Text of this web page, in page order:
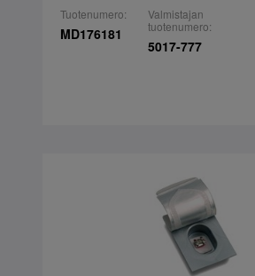
Tuotenumero:
MD176181
Valmistajan
tuotenumero:
5017-777